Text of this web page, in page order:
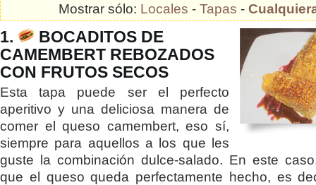
Mostrar sólo: Locales - Tapas -
1.
BOCADITOS DE
CAMEMBERT REBOZADOS
CON FRUTOS SECOS
Esta tapa puede ser el perfecto
aperitivo y una deliciosa manera de
comer el queso camembert, eso sí,
siempre para aquellos a los que les
guste la combinación dulce-salado. En este
que el queso queda perfectamente hecho, es